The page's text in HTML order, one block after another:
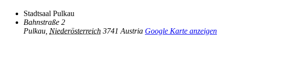
Stadtsaal Pulkau
Bahnstraße 2
Pulkau Niederösterreich 3741 Austria Google Karte anzeigen